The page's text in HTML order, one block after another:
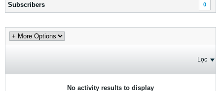
Subscribers 0
Lọc
No activity results to display